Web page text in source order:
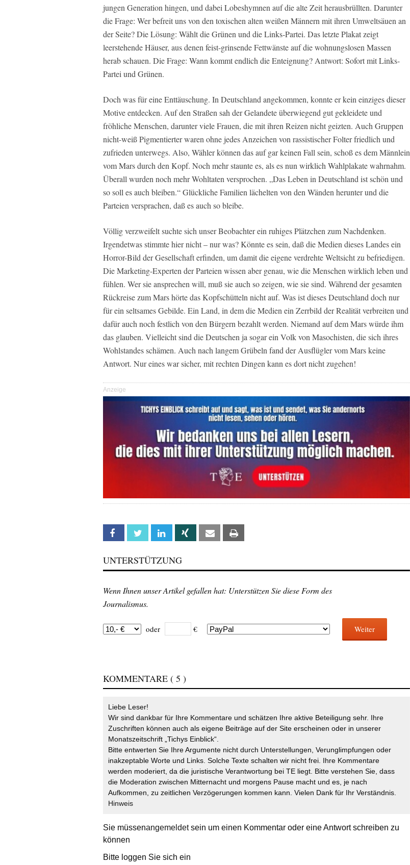
jungen Generation hingen, und dabei Lobeshymnen auf die alte Zeit herausbrüllten. Darunter
die Frage: Wer befreit uns von den toxischen alten weißen Männern mit ihren Umweltsäuen an
der Seite? Die Lösung: Wählt die Grünen und die Links-Partei. Das letzte Plakat zeigt
leerstehende Häuser, aus denen feist-grinsende Fettwänste auf die wohnungslosen Massen
herab schauen. Die Frage: Wann kommt endlich die Enteignung? Antwort: Sofort mit Links-
Partei und Grünen.
Doch was für eine Enttäuschung. In Deutschland angekommen, konnte er kein einziges dieser
Motive entdecken. Auf den Straßen sah der Gelandete überwiegend gut gekleidete und
fröhliche Menschen, darunter viele Frauen, die mit ihren Reizen nicht geizten. Auch Gruppen
nicht-weiß Pigmentierter waren ohne jedes Anzeichen von rassistischer Folter friedlich und
zufrieden unterwegs. Also, Wähler können das auf gar keinen Fall sein, schoß es dem Männlein
vom Mars durch den Kopf. Noch mehr staunte es, als es nun wirklich Wahlplakate wahrnahm.
Überall wurden noch mehr Wohltaten versprochen. „Das Leben in Deutschland ist schön und
so soll es auch bleiben.“ Glückliche Familien lächelten von den Wänden herunter und die
Parteien versprachen, daß es auch so bleibe.
Völlig verzweifelt suchte sich unser Beobachter ein ruhiges Plätzchen zum Nachdenken.
Irgendetwas stimmte hier nicht – nur was? Könnte es sein, daß die Medien dieses Landes ein
Horror-Bild der Gesellschaft erfinden, um damit die eigene verdrehte Weltsicht zu befriedigen.
Die Marketing-Experten der Parteien wissen aber genau, wie die Menschen wirklich leben und
fühlen. Wer sie ansprechen will, muß sie auch so zeigen, wie sie sind. Während der gesamten
Rückreise zum Mars hörte das Kopfschütteln nicht auf. Was ist dieses Deutschland doch nur
für ein seltsames Gebilde. Ein Land, in dem die Medien ein Zerrbild der Realität verbreiten und
dafür auch noch festlich von den Bürgern bezahlt werden. Niemand auf dem Mars würde ihm
das glauben. Vielleicht sind die Deutschen ja sogar ein Volk von Masochisten, die sich ihres
Wohlstandes schämen. Auch nach langem Grübeln fand der Ausflügler vom Mars keine
Antwort. Nur eines war sicher, mit rechten Dingen kann es dort nicht zugehen!
Anzeige
Facebook Twitter Linkedin Xing Email
UNTERSTÜTZUNG
Wenn Ihnen unser Artikel gefallen hat: Unterstützen Sie diese Form des
Journalismus.
oder € Weiter
KOMMENTARE ( 5 )
Liebe Leser!
Wir sind dankbar für Ihre Kommentare und schätzen Ihre aktive Beteiligung sehr. Ihre
Zuschriften können auch als eigene Beiträge auf der Site erscheinen oder in unserer
Monatszeitschrift „Tichys Einblick“.
Bitte entwerten Sie Ihre Argumente nicht durch Unterstellungen, Verunglimpfungen oder
inakzeptable Worte und Links. Solche Texte schalten wir nicht frei. Ihre Kommentare
werden moderiert, da die juristische Verantwortung bei TE liegt. Bitte verstehen Sie, dass
die Moderation zwischen Mitternacht und morgens Pause macht und es, je nach
Aufkommen, zu zeitlichen Verzögerungen kommen kann. Vielen Dank für Ihr Verständnis.
Hinweis
Sie müssenangemeldetsein um einen Kommentar oder eine Antwort schreiben zu
können
Bitte loggen Sie sich ein